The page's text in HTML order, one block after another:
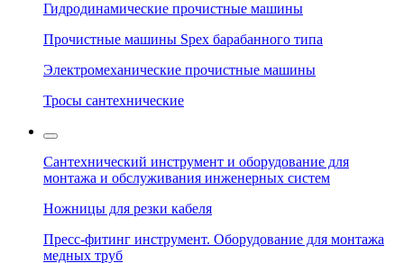
Гидродинамические прочистные машины
Прочистные машины Spex барабанного типа
Электромеханические прочистные машины
Тросы сантехнические
Сантехнический инструмент и оборудование для
монтажа и обслуживания инженерных систем
Ножницы для резки кабеля
Пресс-фитинг инструмент. Оборудование для монтажа
медных труб